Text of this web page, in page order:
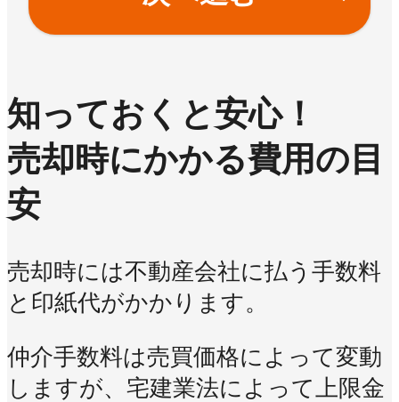
知っておくと安心！
売却時にかかる費用の目
安
売却時には不動産会社に払う手数料
と印紙代がかかります。
仲介手数料は売買価格によって変動
しますが、宅建業法によって上限金